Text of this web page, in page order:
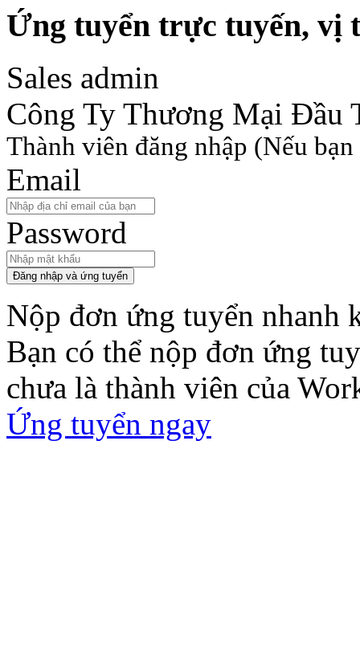
Ứng tuyển trực tuyến, vị
Sales admin
Công Ty Thương Mại Đầu
Thành viên đăng nhập (Nếu
Email
Password
Đăng nhập và ứng tuyển
Nộp đơn ứng tuyển nhanh
Bạn có thể nộp đơn ứng
chưa là thành viên của
Ứng tuyển ngay